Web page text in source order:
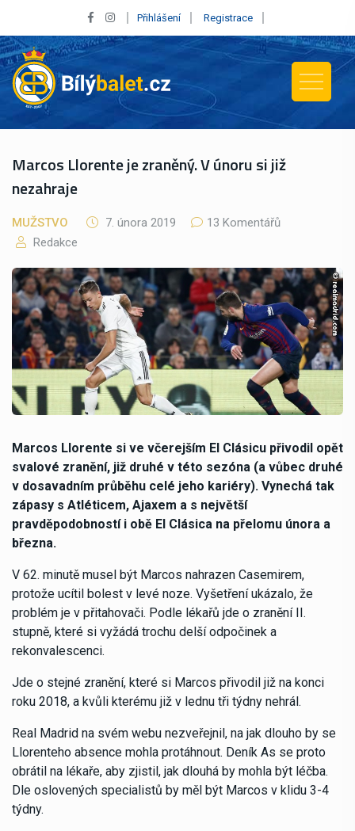
Přihlášení Registrace
Marcos Llorente je zraněný. V únoru si již
nezahraje
MUŽSTVO 7. února 2019
13 Komentářů
Redakce
Marcos Llorente si ve včerejším El Clásicu přivodil opět
svalové zranění, již druhé v této sezóna (a vůbec druhé
v dosavadním průběhu celé jeho kariéry). Vynechá tak
zápasy s Atléticem, Ajaxem a s největší
pravděpodobností i obě El Clásica na přelomu února a
března.
V 62. minutě musel být Marcos nahrazen Casemirem,
protože ucítil bolest v levé noze. Vyšetření ukázalo, že
problém je v přitahovači. Podle lékařů jde o zranění II.
stupně, které si vyžádá trochu delší odpočinek a
rekonvalescenci.
Jde o stejné zranění, které si Marcos přivodil již na konci
roku 2018, a kvůli kterému již v lednu tři týdny nehrál.
Real Madrid na svém webu nezveřejnil, na jak dlouho by se
Llorenteho absence mohla protáhnout. Deník As se proto
obrátil na lékaře, aby zjistil, jak dlouhá by mohla být léčba.
Dle oslovených specialistů by měl být Marcos v klidu 3-4
týdny.